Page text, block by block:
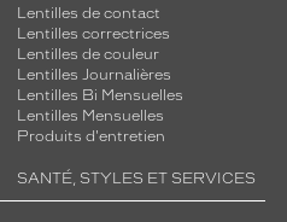
Lentilles de contact
Lentilles correctrices
Lentilles de couleur
Lentilles Journalières
Lentilles Bi Mensuelles
Lentilles Mensuelles
Produits d'entretien
SANTÉ, STYLES ET SERVICES